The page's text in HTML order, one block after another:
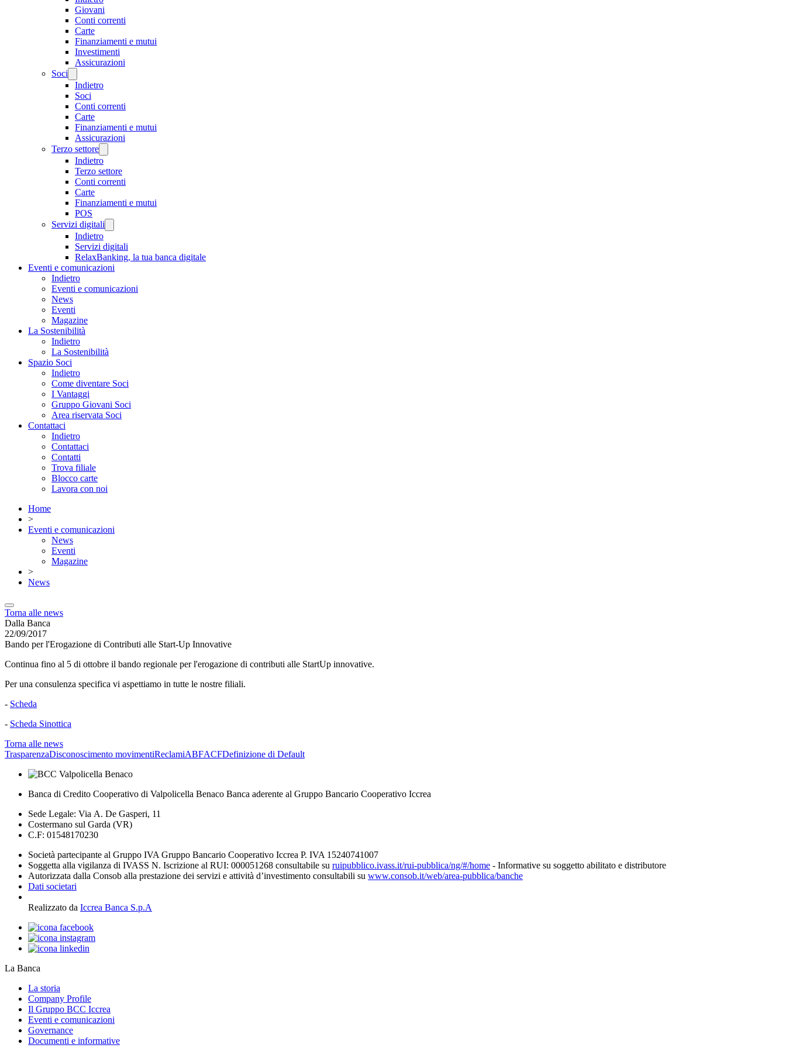
Giovani
Conti correnti
Carte
Finanziamenti e mutui
Investimenti
Assicurazioni
Soci
Indietro
Soci
Conti correnti
Carte
Finanziamenti e mutui
Assicurazioni
Terzo settore
Indietro
Terzo settore
Conti correnti
Carte
Finanziamenti e mutui
POS
Servizi digitali
Indietro
Servizi digitali
RelaxBanking, la tua banca digitale
Eventi e comunicazioni
Indietro
Eventi e comunicazioni
News
Eventi
Magazine
La Sostenibilità
Indietro
La Sostenibilità
Spazio Soci
Indietro
Come diventare Soci
I Vantaggi
Gruppo Giovani Soci
Area riservata Soci
Contattaci
Indietro
Contattaci
Contatti
Trova filiale
Blocco carte
Lavora con noi
Home
>
Eventi e comunicazioni
News
Eventi
Magazine
>
News
Torna alle news
Dalla Banca
22/09/2017
Bando per l'Erogazione di Contributi alle Start-Up Innovative
Continua fino al 5 di ottobre il bando regionale per l'erogazione di contributi alle StartUp innovative.
Per una consulenza specifica vi aspettiamo in tutte le nostre filiali.
- Scheda
- Scheda Sinottica
Torna alle news
TrasparenzaDisconoscimento movimentiReclamiABFACFDefinizione di Default
Banca di Credito Cooperativo di Valpolicella Benaco Banca aderente al Gruppo Bancario Cooperativo Iccrea
Sede Legale: Via A. De Gasperi, 11
Costermano sul Garda (VR)
C.F: 01548170230
Società partecipante al Gruppo IVA Gruppo Bancario Cooperativo Iccrea P. IVA 15240741007
Soggetta alla vigilanza di IVASS N. Iscrizione al RUI: 000051268 consultabile su ruipubblico.ivass.it/rui-pubblica/ng/#/home - Informative su soggetto abilitato e distributore
Autorizzata dalla Consob alla prestazione dei servizi e attività d’investimento consultabili su www.consob.it/web/area-pubblica/banche
Dati societari
Realizzato da Iccrea Banca S.p.A
La Banca
La storia
Company Profile
Il Gruppo BCC Iccrea
Eventi e comunicazioni
Governance
Documenti e informative